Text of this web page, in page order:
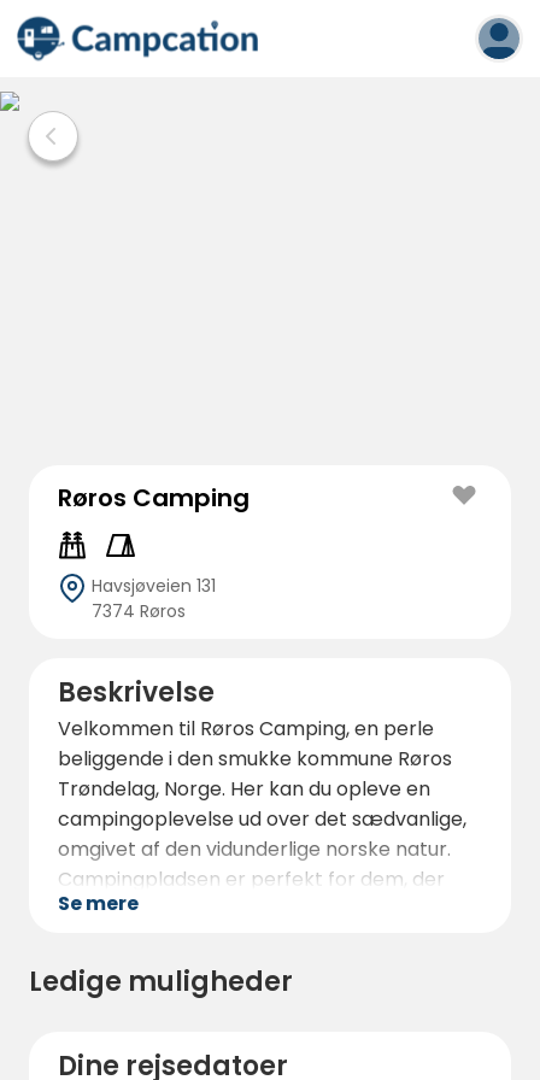
Røros Camping
Havsjøveien 131
7374 Røros
Beskrivelse
Velkommen til Røros Camping, en perle
beliggende i den smukke kommune Røros
Trøndelag, Norge. Her kan du opleve en
campingoplevelse ud over det sædvanlige,
omgivet af den vidunderlige norske natur.
Campingpladsen er perfekt for dem, der
længes efter fred og ro, mens de stadig har
På Røros Camping finder du et bredt udvalg
mellem komfortable hytter,
Se mere
Ledige muligheder
Dine rejsedatoer